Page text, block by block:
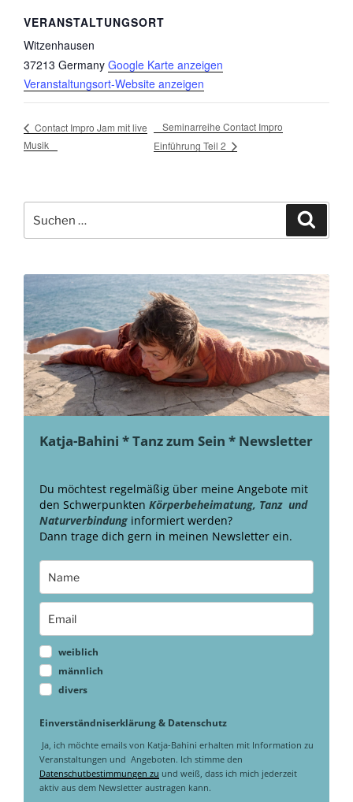
VERANSTALTUNGSORT
Witzenhausen
37213 Germany Google Karte anzeigen
Veranstaltungsort-Website anzeigen
Contact Impro Jam mit live
Musik
Seminarreihe Contact Impro
Einführung Teil 2
nach:
Katja-Bahini * Tanz zum Sein * Newsletter
Du möchtest regelmäßig über meine Angebote mit
den Schwerpunkten Körperbeheimatung, Tanz und
Naturverbindung informiert werden?
Dann trage dich gern in meinen Newsletter ein.
weiblich
männlich
divers
Einverständniserklärung & Datenschutz
Ja, ich möchte emails von Katja-Bahini erhalten mit Information zu
Veranstaltungen und Angeboten. Ich stimme den
Datenschutbestimmungen zu und weiß, dass ich mich jederzeit
aktiv aus dem Newsletter austragen kann.